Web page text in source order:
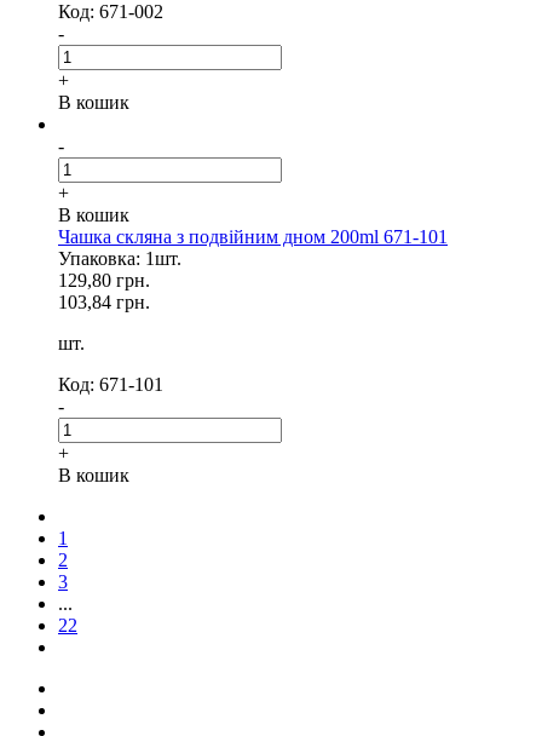
Код: 671-002
-
+
В кошик
-
+
В кошик
Чашка скляна з подвійним дном 200ml 671-101
Упаковка: 1шт.
129,80 грн.
103,84 грн.
шт.
Код: 671-101
-
+
В кошик
1
2
3
...
22